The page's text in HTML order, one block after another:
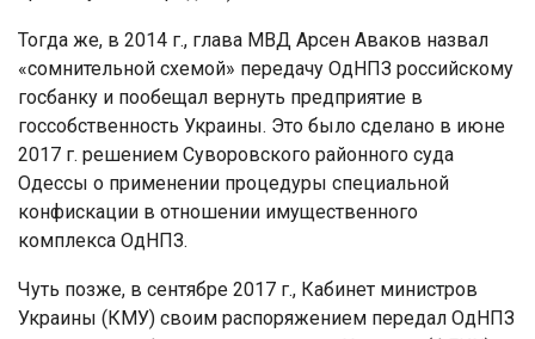
Тогда же, в 2014 г., глава МВД Арсен Аваков назвал
«сомнительной схемой» передачу ОдНПЗ российскому
госбанку и пообещал вернуть предприятие в
госсобственность Украины. Это было сделано в июне
2017 г. решением Суворовского районного суда
Одессы о применении процедуры специальной
конфискации в отношении имущественного
комплекса ОдНПЗ.
Чуть позже, в сентябре 2017 г., Кабинет министров
Украины (КМУ) своим распоряжением передал ОдНПЗ